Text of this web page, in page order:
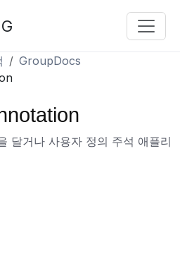
GroupDocs
달거나 사용자 정의 주석 애플리